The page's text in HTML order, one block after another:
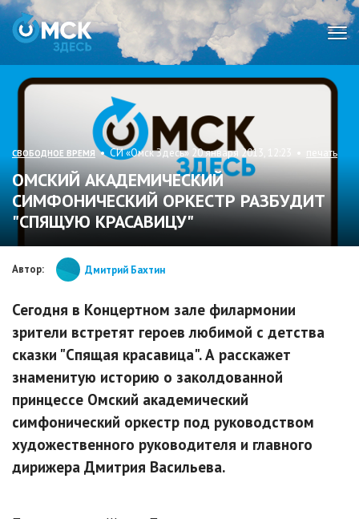
СВОБОДНОЕ ВРЕМЯ • СИ «Омск Здесь» 20 января 2013, 12:23 • печать
ОМСКИЙ АКАДЕМИЧЕСКИЙ
СИМФОНИЧЕСКИЙ ОРКЕСТР РАЗБУДИТ
"СПЯЩУЮ КРАСАВИЦУ"
Автор: Дмитрий Бахтин
Сегодня в Концертном зале филармонии
зрители встретят героев любимой с детства
сказки "Спящая красавица". А расскажет
знаменитую историю о заколдованной
принцессе Омский академический
симфонический оркестр под руководством
художественного руководителя и главного
дирижера Дмитрия Васильева.